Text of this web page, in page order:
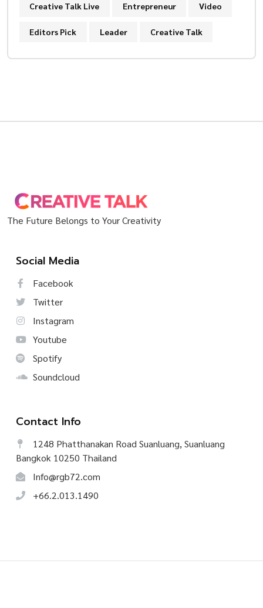
Creative Talk Live Entrepreneur Video
Editors Pick Leader Creative Talk
The Future Belongs to Your Creativity
Social Media
Facebook
Twitter
Instagram
Youtube
Spotify
Soundcloud
Contact Info
1248 Phatthanakan Road Suanluang, Suanluang
Bangkok 10250 Thailand
Info@rgb72.com
+66.2.013.1490